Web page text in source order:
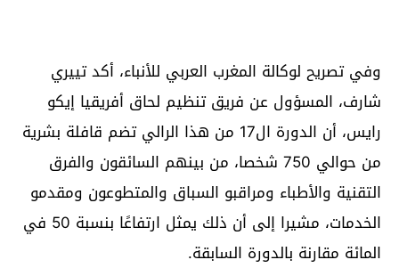
وفي تصريح لوكالة المغرب العربي للأنباء، أكد تييري
شارف، المسؤول عن فريق تنظيم لحاق أفريقيا إيكو
رايس، أن الدورة ال17 من هذا الرالي تضم قافلة بشرية
من حوالي 750 شخصا، من بينهم السائقون والفرق
التقنية والأطباء ومراقبو السباق والمتطوعون ومقدمو
الخدمات، مشيرا إلى أن ذلك يمثل ارتفاعًا بنسبة 50 في
المائة مقارنة بالدورة السابقة.